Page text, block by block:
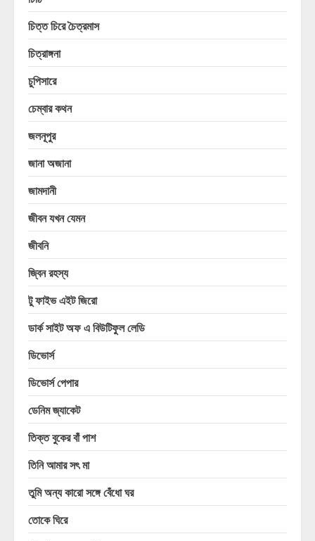
চিত্ত চিরে চৈত্রমাস
চিত্রাঙ্গনা
চুপিসারে
চেম্বার কথন
জলনূপুর
জানা অজানা
জামদানী
জীবন যখন যেমন
জীবনি
জ্বিন রহস্য
টু ফাইভ এইট জিরো
ডার্ক সাইট অফ এ বিউটিফুল লেডি
ডিভোর্স
ডিভোর্স পেপার
ডেনিম জ্যাকেট
তিক্ত বুকের বাঁ পাশ
তিনি আমার সৎ মা
তুমি অন্য কারো সঙ্গে বেঁধো ঘর
তোকে ঘিরে